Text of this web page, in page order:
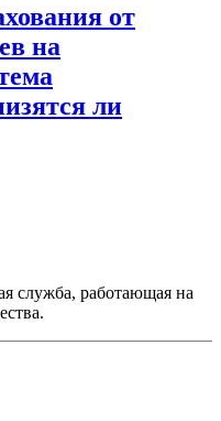
от
на
ли
служба, работающая на